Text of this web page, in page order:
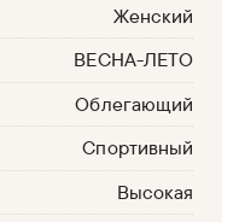
Женский
ВЕСНА-ЛЕТО
Облегающий
Спортивный
Высокая